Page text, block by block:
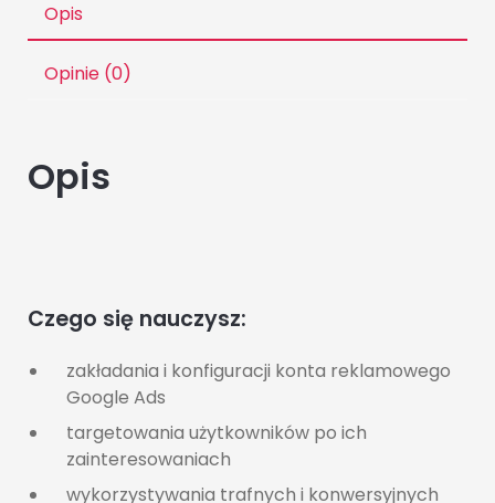
Opis
Opinie (0)
Opis
Czego się nauczysz:
zakładania i konfiguracji konta reklamowego
Google Ads
targetowania użytkowników po ich
zainteresowaniach
wykorzystywania trafnych i konwersyjnych